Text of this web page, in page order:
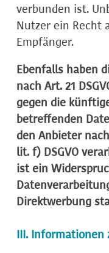
verbunden ist.
Nutzer ein Recht
Empfänger.
Ebenfalls haben
nach Art. 21
gegen die
betreffenden
den Anbieter
lit. f) DSGVO
ist ein
Direktwerbung
III. Informationen